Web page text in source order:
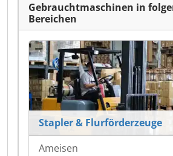
Gebrauchtmaschinen in
Bereichen
Stapler & Flurförderzeuge
Ameisen